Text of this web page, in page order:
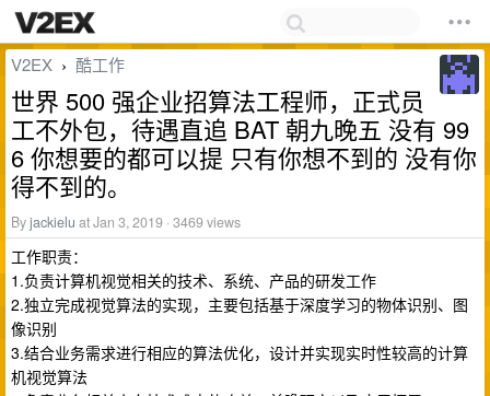
V2EX › 酷工作
世界 500 强企业招算法工程师，正式员
工不外包，待遇直追 BAT 朝九晚五 没有 99
6 你想要的都可以提 只有你想不到的 没有你
得不到的。
Byjackielu at Jan 3, 2019 · 3469 views
工作职责：
1.负责计算机视觉相关的技术、系统、产品的研发工作
2.独立完成视觉算法的实现，主要包括基于深度学习的物体识别、图
像识别
3.结合业务需求进行相应的算法优化，设计并实现实时性较高的计算
机视觉算法